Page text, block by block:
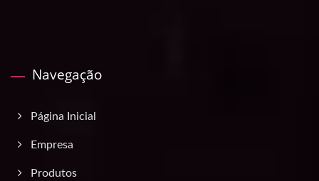
Navegação
Página Inicial
Empresa
Produtos